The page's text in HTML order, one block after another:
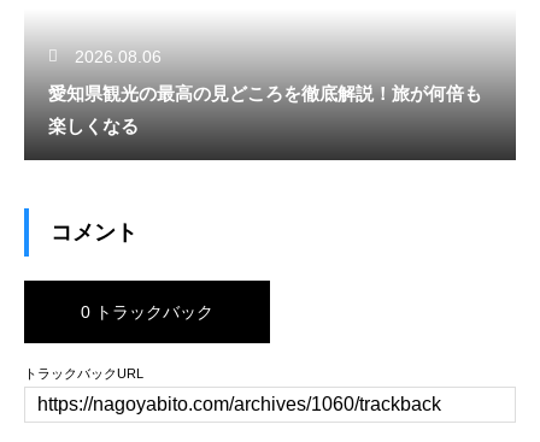
2026.08.06
愛知県観光の最高の見どころを徹底解説！旅が何倍も
楽しくなる
コメント
0 トラックバック
トラックバックURL